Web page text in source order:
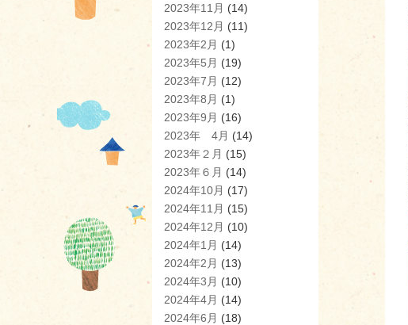
2023年11月 (14)
2023年12月 (11)
2023年2月 (1)
2023年5月 (19)
2023年7月 (12)
2023年8月 (1)
2023年9月 (16)
2023年 4月 (14)
2023年２月 (15)
2023年６月 (14)
2024年10月 (17)
2024年11月 (15)
2024年12月 (10)
2024年1月 (14)
2024年2月 (13)
2024年3月 (10)
2024年4月 (14)
2024年6月 (18)